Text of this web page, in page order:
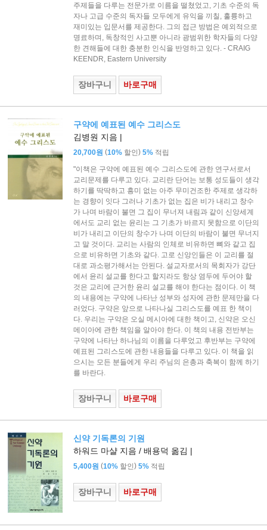
주제들을 다루는 전문가로 이름을 떨쳤었고, 기초 수준의 독
자나 고급 수준의 독자들 모두에게 유익을 끼칠, 훌륭하고
재미있는 입문서를 제공한다. 그의 접근 방법은 예외적으로
명료하며, 독창적인 사고뿐 아니라 광범위한 학자들의 다양
한 견해들에 대한 충분한 인식을 반영하고 있다. - CRAIG
KEENDR, Eastern University
장바구니 바로구매
구약에 예표된 예수 그리스도
김병원 지음 |
20,700원 (10% 할인) 5% 적립
"이책은 구약에 예표된 예수 그리스도에 관한 연구서로서
교리문제를 다루고 있다. 교리란 단어는 보통 성도들이 생각
하기를 딱딱하고 흥미 없는 아주 무미건조한 주제로 생각하
는 경향이 잇다 그러나 기초가 없는 집은 비가 내리고 창수
가 나며 바람이 불면 그 집이 무너져 내림과 같이 신앙세계
에서도 교리 없는 윤리는 그 기초가 바르지 못함으로 이단의
비가 내리고 이단의 창수가 나며 이단의 바람이 불면 무너지
고 말 것이다. 교리는 사람의 인체로 비유하면 뼈와 같고 집
으로 비유하면 기초와 같다. 고로 신앙인들은 이 교리를 절
대로 과소평가해서는 안된다. 설교자로서의 목회자가 강단
에서 윤리 설교를 한다고 할지라도 항상 염두에 두어야 할
것은 교리에 근거한 윤리 설교를 해야 한다는 점이다. 이 책
의 내용에는 구약에 나타난 성부와 성자에 관한 문제만을 다
러었다. 구약은 앞으로 나타나실 그리스도를 예표 한 책이
다. 우리는 구약은 오실 메시아에 대한 책이고, 신약은 오신
메이아에 관한 책임을 알아야 한다. 이 책의 내용 전반부는
구약에 나타난 하나님의 이름을 다루었고 후반부는 구약에
예표된 그리스도에 관한 내용들을 다루고 있다. 이 책을 읽
으시는 모든 분들에게 우리 주님의 은총과 축복이 함께 하기
를 바란다.
장바구니 바로구매
신약 기독론의 기원
하워드 마샬 지음 / 배용덕 옮김 |
5,400원 (10% 할인) 5% 적립
장바구니 바로구매